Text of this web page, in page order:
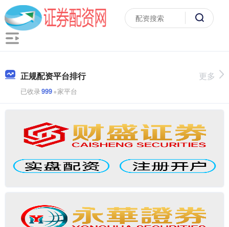
正规配资平台排行
已收录999+家平台
更多